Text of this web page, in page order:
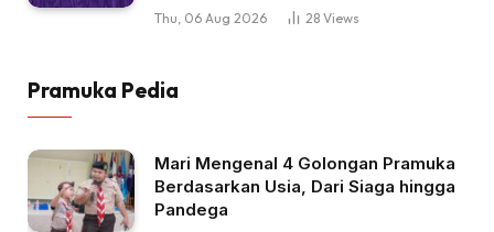
Thu, 06 Aug 2026 28 Views
Pramuka Pedia
Mari Mengenal 4 Golongan Pramuka
Berdasarkan Usia, Dari Siaga hingga
Pandega